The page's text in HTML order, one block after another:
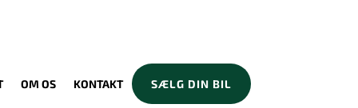
OM OS KONTAKT SÆLG DIN BIL